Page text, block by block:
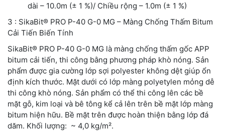
dài – 10.0m (± 1 %)/ Chiều rộng – 1.0m (± 1 %)
3 : SikaBit® PRO P-40 G-0 MG – Màng Chống Thấm Bitum
Cải Tiến Biến Tính
SikaBit® PRO P-40 G-0 MG là màng chống thấm gốc APP
bitum cải tiến, thi công bằng phương pháp khò nóng. Sản
phẩm được gia cường lớp sợi polyester không dệt giúp ổn
định kích thước. Mặt dưới có lớp màng polyetylen mỏng dễ
thi công khò nóng. Sản phẩm có thể thi công lên các bề
mặt gỗ, kim loại và bê tông kể cả lên trên bề mặt lớp màng
bitum hiện hữu. Bề mặt trên được hoàn thiện bằng lớp đá
dăm. Khối lượng: ~ 4,0 kg/m².